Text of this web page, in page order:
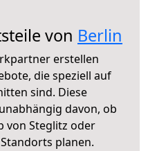
von Berlin
erstellen
die speziell auf
sind. Diese
davon, ob
von Steglitz oder
planen.